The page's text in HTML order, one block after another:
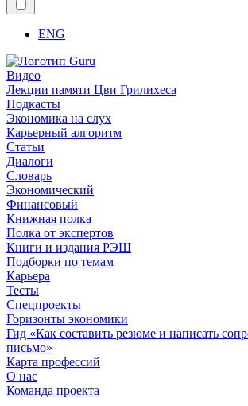
ENG
Видео
Лекции памяти Цви Грилихеса
Подкасты
Экономика на слух
Карьерный алгоритм
Статьи
Диалоги
Словарь
Экономический
Финансовый
Книжная полка
Полка от экспертов
Книги и издания РЭШ
Подборки по темам
Карьера
Тесты
Спецпроекты
Горизонты экономики
Гид «Как составить резюме и написать
письмо»
Карта профессий
О наc
Команда проекта